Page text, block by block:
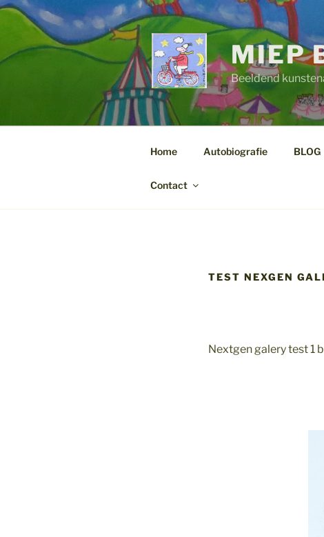
Ga
inhoud
MIEP
Beeldend
Home Autobiografie BLOG
Contact
TEST NEXGEN
Nextgen galery test 1